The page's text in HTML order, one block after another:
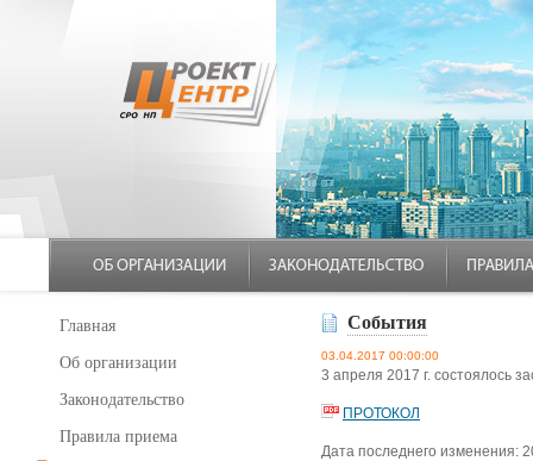
Главная
Об организации
Законодательство
Правила приема
События
03.04.2017 00:00:00
3 апреля 2017 г.
ПРОТОКОЛ
Дата последнего изменения: